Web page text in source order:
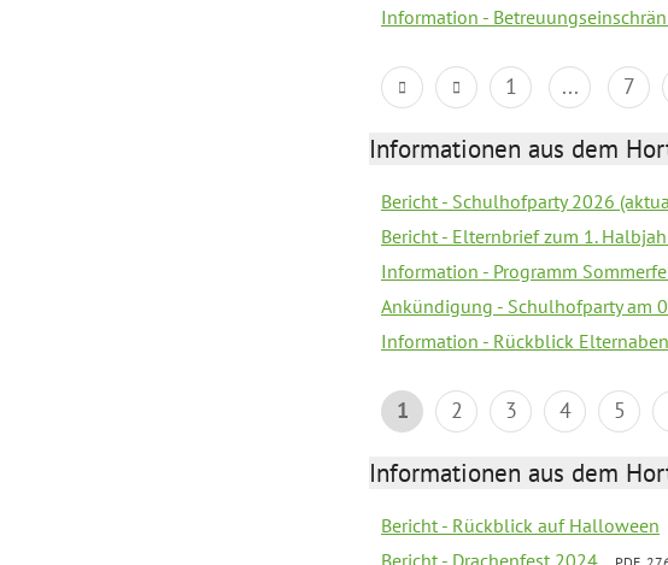
Information -
1 ... 7
Informationen aus dem
Bericht - Schulhofparty 2026
Bericht - Elternbrief zum 1.
Information - Programm
Ankündigung - Schulhofparty am
Information - Rückblick
1 2 3 4 5
Informationen aus dem
Bericht - Rückblick auf Halloween
Bericht - Drachenfest 2024